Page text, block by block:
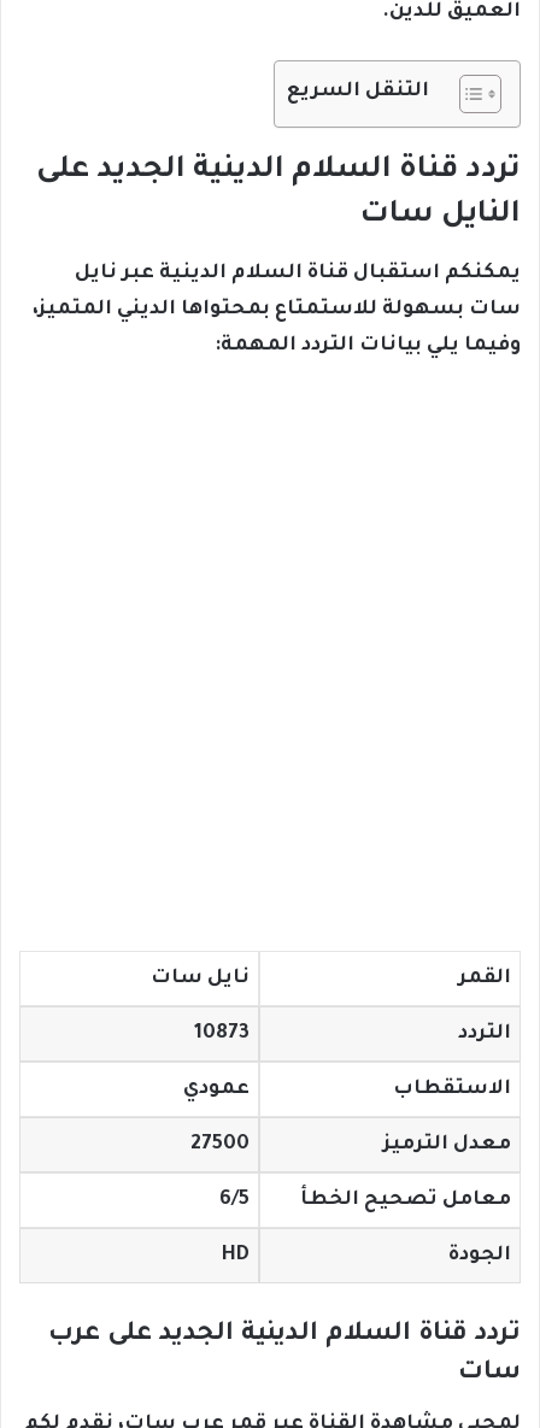
العميق للدين.
التنقل السريع
تردد قناة السلام الدينية الجديد على
النايل سات
يمكنكم استقبال قناة السلام الدينية عبر نايل
سات بسهولة للاستمتاع بمحتواها الديني المتميز،
وفيما يلي بيانات التردد المهمة:
القمر نايل سات
التردد 10873
الاستقطاب عمودي
معدل الترميز 27500
معامل تصحيح الخطأ 6/5
الجودة HD
تردد قناة السلام الدينية الجديد على عرب
سات